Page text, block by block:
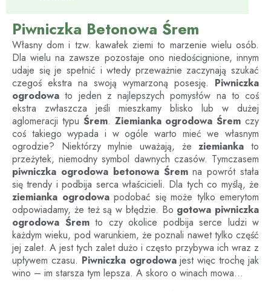
Piwniczka Betonowa Śrem
Własny dom i tzw. kawałek ziemi to marzenie wielu osób.
Dla wielu na zawsze pozostaje ono niedoścignione, innym
udaje się je spełnić i wtedy przeważnie zaczynają szukać
czegoś ekstra na swoją wymarzoną posesję. Piwniczka
ogrodowa to jeden z najlepszych pomysłów na to coś
ekstra zwłaszcza jeśli mieszkamy blisko lub w dużej
aglomeracji typu Śrem. Ziemianka ogrodowaŚremczy
coś takiego wypada i w ogóle warto mieć we własnym
ogrodzie? Niektórzy mylnie uważają, żeziemianka to
przeżytek, niemodny symbol dawnych czasów. Tymczasem
piwniczka ogrodowa betonowa Śremna powrót stała
się trendy i podbija serca właścicieli. Dla tych co myślą, że
ziemianka ogrodowapodobać się może tylko emerytom
odpowiadamy, że też są w błędzie. Bo gotowa piwniczka
ogrodowa Śrem to czy okolice podbija serce ludzi w
każdym wieku, pod warunkiem, że poznali nawet tylko część
jej zalet. A jest tych zalet dużo i często przybywa ich wraz z
upływem czasu. Piwniczka ogrodowajest więc trochę jak
wino – im starsza tym lepsza. A skoro o winach mowa…